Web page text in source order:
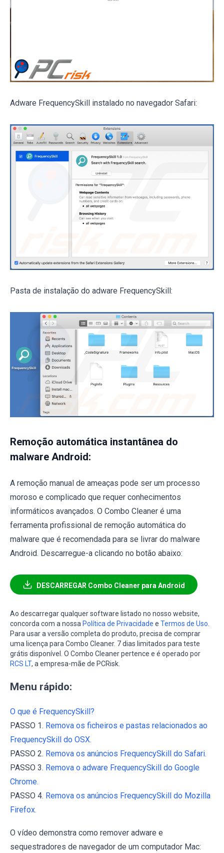
Adware FrequencySkill instalado no navegador Safari:
Pasta de instalação do adware FrequencySkill:
Remoção automática instantânea do
malware Android:
A remoção manual de ameaças pode ser um processo
moroso e complicado que requer conhecimentos
informáticos avançados. O Combo Cleaner é uma
ferramenta profissional de remoção automática do
malware que é recomendada para se livrar do malware
Android. Descarregue-a clicando no botão abaixo:
DESCARREGAR Combo Cleaner para Android
Ao descarregar qualquer software listado no nosso website,
concorda com a nossa Política de Privacidade e Termos de Uso.
Para usar a versão completa do produto, precisa de comprar
uma licença para Combo Cleaner. 7 dias limitados para teste
grátis disponível. O Combo Cleaner pertence e é operado por
RCS LT, a empresa-mãe de PCRisk.
Menu rápido:
O que é FrequencySkill?
PASSO 1. Remova os ficheiros e pastas relacionados ao
FrequencySkill do OSX.
PASSO 2. Remova os anúncios FrequencySkill do Safari.
PASSO 3. Remova o adware FrequencySkill do Google
Chrome.
PASSO 4. Remova os anúncios FrequencySkill do Mozilla
Firefox.
O vídeo demonstra como remover adware e
sequestradores de navegador de um computador Mac: